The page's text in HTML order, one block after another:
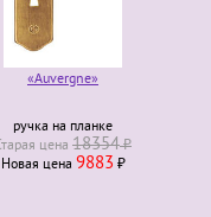
«Auvergne»
ручка на планке
ценa 18354₽
Новая ценa 9883 ₽